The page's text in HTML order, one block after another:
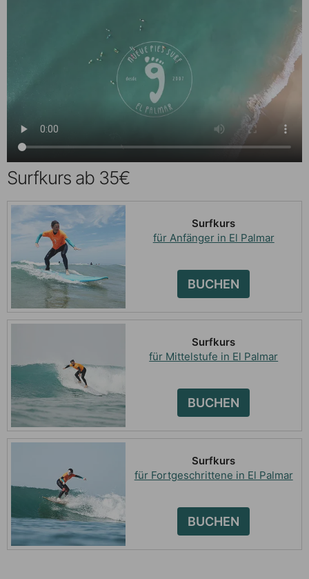
Surfkurs ab 35€
Surfkurs
für Anfänger in El Palmar
BUCHEN
Surfkurs
für Mittelstufe in El Palmar
BUCHEN
Surfkurs
für Fortgeschrittene in El Palmar
BUCHEN